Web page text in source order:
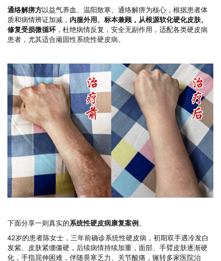
通络解痹方以益气养血、温阳散寒、通络解痹为核心，根据患者体
质和病情辨证加减， 内服外用、标本兼顾，从根源软化硬化皮肤、
修复受损微循环，杜绝病情反复，安全无副作用，适配各类硬皮病
患者，尤其适合顽固性系统性硬皮病。
下面分享一则真实的系统性硬皮病康复案例。
42岁的患者陈女士，三年前确诊系统性硬皮病，初期双手遇冷发白
发紫、皮肤紧绷僵硬，后续病情持续加重，面部、手臂皮肤逐渐硬
化，手指屈伸困难，伴随畏寒乏力、关节酸痛，辗转多家医院治